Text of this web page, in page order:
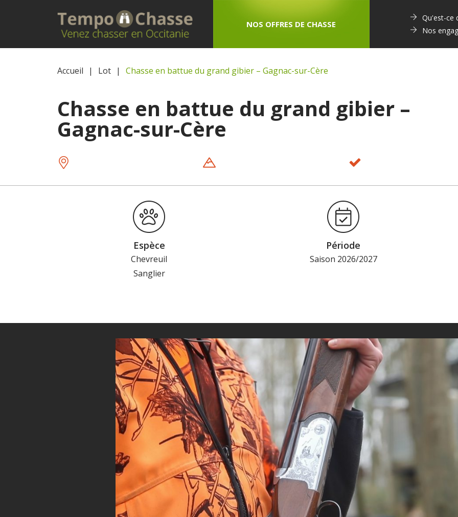
NOS OFFRES DE CHASSE
Qu'est-ce
Nos
Accueil Lot Chasse en battue du grand gibier – Gagnac-sur-Cère
Chasse en battue du grand gibier –
Gagnac-sur-Cère
Espèce
Chevreuil
Sanglier
Période
Saison 2026/2027